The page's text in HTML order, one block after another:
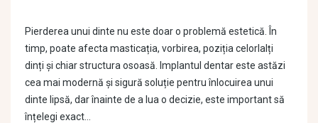
Pierderea unui dinte nu este doar o problemă estetică. În
timp, poate afecta masticația, vorbirea, poziția celorlalți
dinți și chiar structura osoasă. Implantul dentar este astăzi
cea mai modernă și sigură soluție pentru înlocuirea unui
dinte lipsă, dar înainte de a lua o decizie, este important să
înțelegi exact…